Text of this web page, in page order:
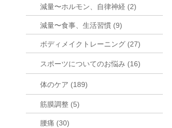
減量〜ホルモン、自律神経 (2)
減量〜食事、生活習慣 (9)
ボディメイクトレーニング (27)
スポーツについてのお悩み (16)
体のケア (189)
筋膜調整 (5)
腰痛 (30)